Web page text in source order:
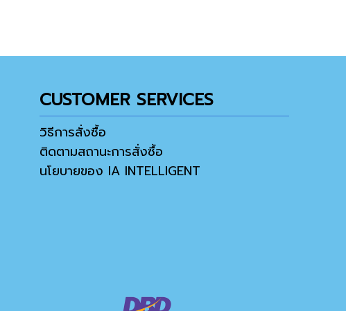
CUSTOMER SERVICES
วิธีการสั่งซื้อ
ติดตามสถานะการสั่งซื้อ
นโยบายของ IA INTELLIGENT